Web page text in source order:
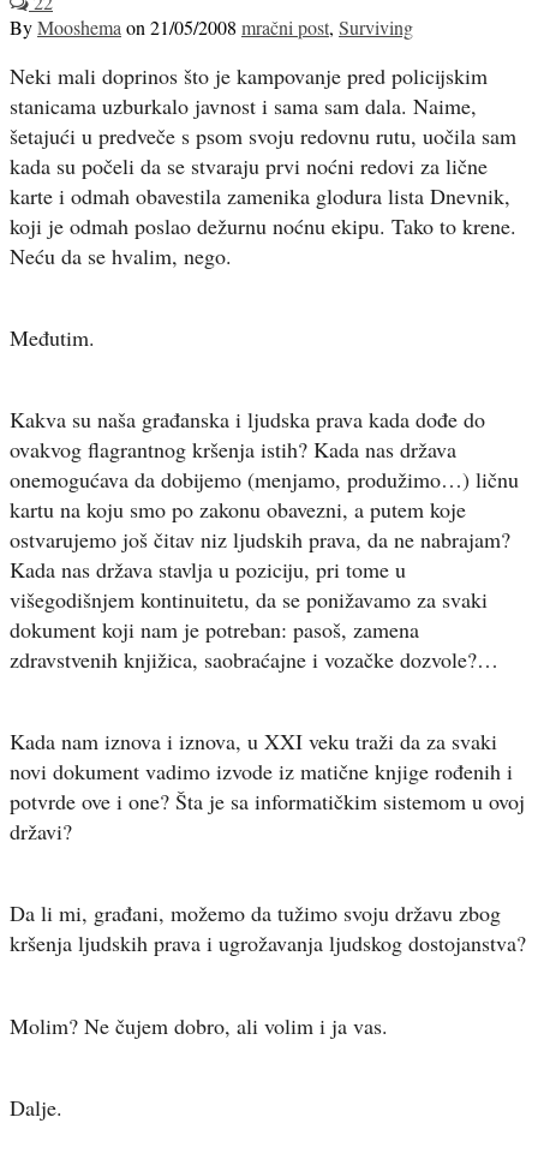
ByMooshema on 21/05/2008 mračni post, Surviving
Neki mali doprinos što je kampovanje pred policijskim
stanicama uzburkalo javnost i sama sam dala. Naime,
šetajući u predveče s psom svoju redovnu rutu, uočila sam
kada su počeli da se stvaraju prvi noćni redovi za lične
karte i odmah obavestila zamenika glodura lista Dnevnik,
koji je odmah poslao dežurnu noćnu ekipu. Tako to krene.
Neću da se hvalim, nego.
Međutim.
Kakva su naša građanska i ljudska prava kada dođe do
ovakvog flagrantnog kršenja istih? Kada nas država
onemogućava da dobijemo (menjamo, produžimo…) ličnu
kartu na koju smo po zakonu obavezni, a putem koje
ostvarujemo još čitav niz ljudskih prava, da ne nabrajam?
Kada nas država stavlja u poziciju, pri tome u
višegodišnjem kontinuitetu, da se ponižavamo za svaki
dokument koji nam je potreban: pasoš, zamena
zdravstvenih knjižica, saobraćajne i vozačke dozvole?…
Kada nam iznova i iznova, u XXI veku traži da za svaki
novi dokument vadimo izvode iz matične knjige rođenih i
potvrde ove i one? Šta je sa informatičkim sistemom u ovoj
državi?
Da li mi, građani, možemo da tužimo svoju državu zbog
kršenja ljudskih prava i ugrožavanja ljudskog dostojanstva?
Molim? Ne čujem dobro, ali volim i ja vas.
Dalje.